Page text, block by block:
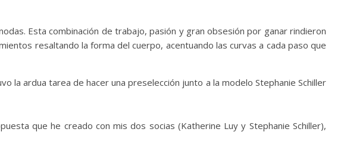
Esta combinación de trabajo, pasión y gran obsesión por ganar rindieron
resaltando la forma del cuerpo, acentuando las curvas a cada paso que
la ardua tarea de hacer una preselección junto a la modelo Stephanie Schiller
que he creado con mis dos socias (Katherine Luy y Stephanie Schiller),